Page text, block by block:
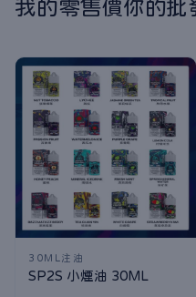
我的零售價你的批
30ML注油
SP2S 小煙油 30ML